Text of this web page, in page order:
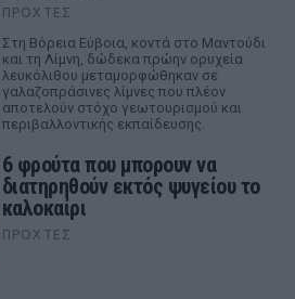
ΠΡΟΧΤΈΣ
Στη Βόρεια Εύβοια, κοντά στο Μαντούδι
και τη Λίμνη, δώδεκα πρώην ορυχεία
λευκόλιθου μεταμορφώθηκαν σε
γαλαζοπράσινες λίμνες που πλέον
αποτελούν στόχο γεωτουρισμού και
περιβαλλοντικής εκπαίδευσης.
6 φρούτα που μπορουν να
διατηρηθούν εκτός ψυγείου το
καλοκαίρι
ΠΡΟΧΤΈΣ